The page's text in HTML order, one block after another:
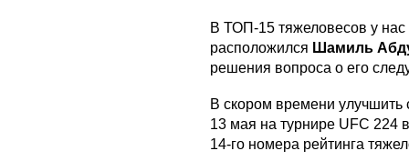
В ТОП-15 тяжеловесов у нас
расположился Шамиль
решения вопроса о его
В скором времени
13 мая на турнире UFC 224
14-го номера рейтинга